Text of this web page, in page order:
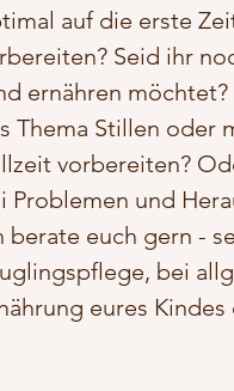
auf die erste
Seid ihr
ernähren
Thema Stillen oder
vorbereiten?
Problemen und
berate euch gern -
bei
eures